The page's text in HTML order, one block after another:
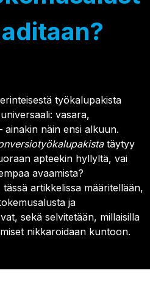
a demo
työkalupakista
vasara,
ainakin näin ensi alkuun.
täytyy
apteekin hyllyltä, vai
avaamista?
artikkelissa määritellään,
ja
sekä selvitetään, millaisilla
nikkaroidaan kuntoon.